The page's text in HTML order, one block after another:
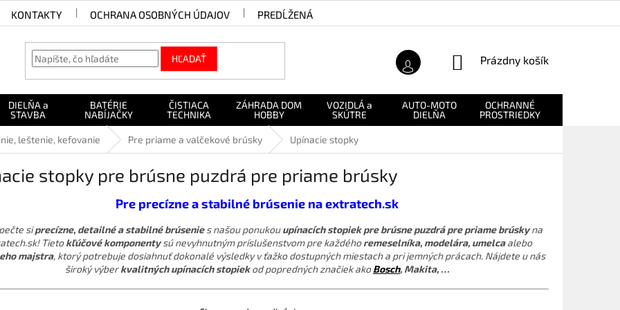
KONTAKTY OCHRANA OSOBNÝCH ÚDAJOV PREDĹŽENÁ ZÁRUKA
HĽADAŤ
NÁKUPNÝ
Prázdny košík
DIELŇA a
STAVBA
BATÉRIE
NABÍJAČKY
ČISTIACA
TECHNIKA
ZÁHRADA DOM
HOBBY
VOZIDLÁ a
SKÚTRE
AUTO-MOTO
DIELŇA
OCHRANNÉ
PROSTRIEDKY
leštenie, kefovanie Pre priame a valčekové brúsky Upínacie stopky
stopky pre brúsne puzdrá pre priame brúsky
Pre precízne a stabilné brúsenie na extratech.sk
siprecízne, detailné a stabilné brúsenies našou ponukouupínacích stopiek pre brúsne puzdrá pre priame brúskyna
Tietokľúčové komponentysú nevyhnutným príslušenstvom pre každéhoremeselníka, modelára, umelcaalebo
majstra, ktorý potrebuje dosiahnuť dokonalé výsledky v ťažko dostupných miestach a pri jemných prácach. Nájdete u nás
široký výberkvalitných upínacích stopiekod popredných značiek akoBosch, Makita, …